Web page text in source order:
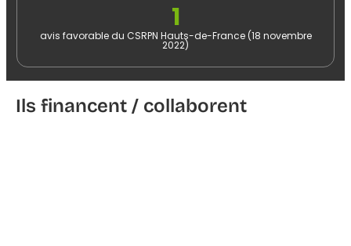
1
avis favorable du CSRPN Hauts-de-France (18 novembre
2022)​
Ils financent / collaborent